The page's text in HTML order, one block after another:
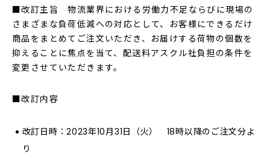
■改訂主旨 物流業界における労働力不足ならびに現場の
さまざまな負荷低減への対応として、お客様にできるだけ
商品をまとめてご注文いただき、お届けする荷物の個数を
抑えることに焦点を当て、配送料アスクル社負担の条件を
変更させていただきます。
■改訂内容
改訂日時：2023年10月31日（火） 18時以降のご注文分よ
り